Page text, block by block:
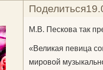
Поделиться
М.В. Пескова так
«Великая певица
мировой